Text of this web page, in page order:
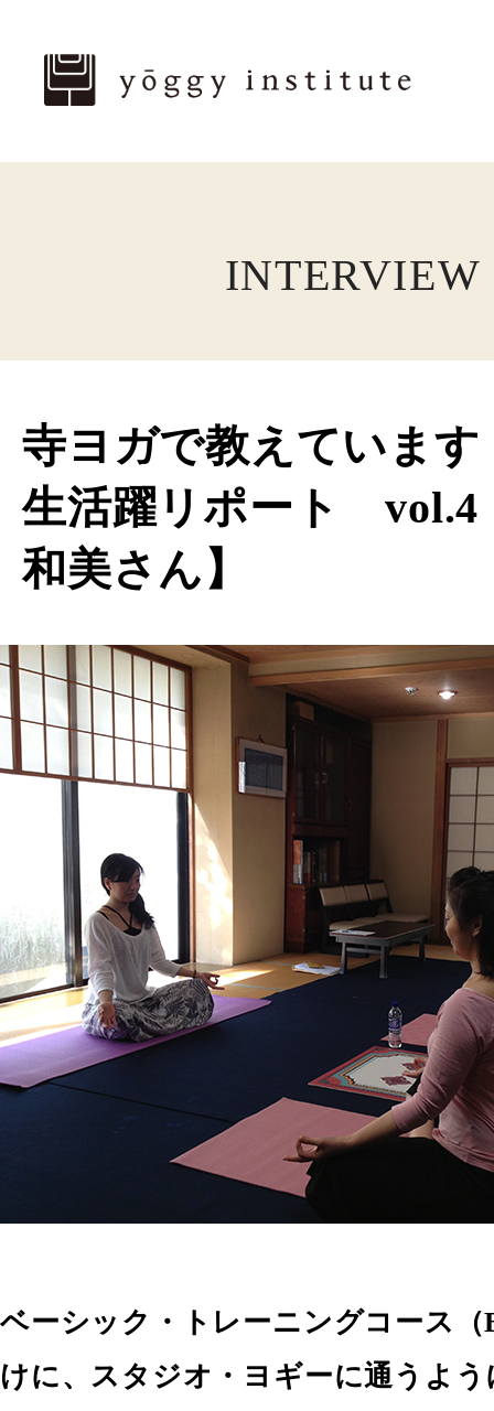
INTERVIEW
寺ヨガで教えています
生活躍リポート
和美さん】
ベーシック・トレーニングコース
けに、スタジオ・ヨギーに通うよ